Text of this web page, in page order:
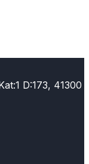
D:173, 41300